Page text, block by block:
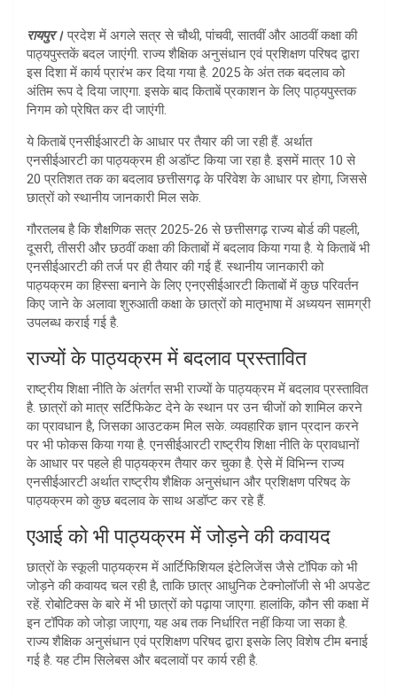
at
s
A
p
p
ar
e
रायपुर।प्रदेश में अगले सत्र से चौथी, पांचवी, सातवीं और आठवीं कक्षा की
पाठ्यपुस्तकें बदल जाएंगी. राज्य शैक्षिक अनुसंधान एवं प्रशिक्षण परिषद द्वारा
इस दिशा में कार्य प्रारंभ कर दिया गया है. 2025 के अंत तक बदलाव को
अंतिम रूप दे दिया जाएगा. इसके बाद किताबें प्रकाशन के लिए पाठ्यपुस्तक
निगम को प्रेषित कर दी जाएंगी.
ये किताबें एनसीईआरटी के आधार पर तैयार की जा रही हैं. अर्थात
एनसीईआरटी का पाठ्यक्रम ही अडॉप्ट किया जा रहा है. इसमें मात्र 10 से
20 प्रतिशत तक का बदलाव छत्तीसगढ़ के परिवेश के आधार पर होगा, जिससे
छात्रों को स्थानीय जानकारी मिल सके.
गौरतलब है कि शैक्षणिक सत्र 2025-26 से छत्तीसगढ़ राज्य बोर्ड की पहली,
दूसरी, तीसरी और छठवीं कक्षा की किताबों में बदलाव किया गया है. ये किताबें भी
एनसीईआरटी की तर्ज पर ही तैयार की गई हैं. स्थानीय जानकारी को
पाठ्यक्रम का हिस्सा बनाने के लिए एनएसीईआरटी किताबों में कुछ परिवर्तन
किए जाने के अलावा शुरुआती कक्षा के छात्रों को मातृभाषा में अध्ययन सामग्री
उपलब्ध कराई गई है.
राज्यों के पाठ्यक्रम में बदलाव प्रस्तावित
राष्ट्रीय शिक्षा नीति के अंतर्गत सभी राज्यों के पाठ्यक्रम में बदलाव प्रस्तावित
है. छात्रों को मात्र सर्टिफिकेट देने के स्थान पर उन चीजों को शामिल करने
का प्रावधान है, जिसका आउटकम मिल सके. व्यवहारिक ज्ञान प्रदान करने
पर भी फोकस किया गया है. एनसीईआरटी राष्ट्रीय शिक्षा नीति के प्रावधानों
के आधार पर पहले ही पाठ्यक्रम तैयार कर चुका है. ऐसे में विभिन्न राज्य
एनसीईआरटी अर्थात राष्ट्रीय शैक्षिक अनुसंधान और प्रशिक्षण परिषद के
पाठ्यक्रम को कुछ बदलाव के साथ अडॉप्ट कर रहे हैं.
एआई को भी पाठ्यक्रम में जोड़ने की कवायद
छात्रों के स्कूली पाठ्यक्रम में आर्टिफिशियल इंटेलिजेंस जैसे टॉपिक को भी
जोड़ने की कवायद चल रही है, ताकि छात्र आधुनिक टेक्नोलॉजी से भी अपडेट
रहें. रोबोटिक्स के बारे में भी छात्रों को पढ़ाया जाएगा. हालांकि, कौन सी कक्षा में
इन टॉपिक को जोड़ा जाएगा, यह अब तक निर्धारित नहीं किया जा सका है.
राज्य शैक्षिक अनुसंधान एवं प्रशिक्षण परिषद द्वारा इसके लिए विशेष टीम बनाई
गई है. यह टीम सिलेबस और बदलावों पर कार्य रही है.